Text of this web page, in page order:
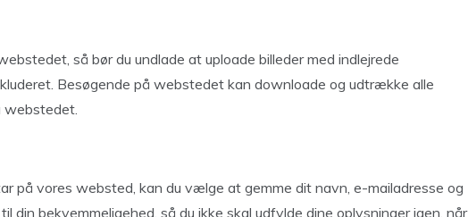
så bør du undlade at uploade billeder med indlejrede
Besøgende på webstedet kan downloade og udtrække alle
webstedet.
på vores websted, kan du vælge at gemme dit navn, e-mailadresse og
din bekvemmeligehed, så du ikke skal udfylde dine oplysninger igen, når